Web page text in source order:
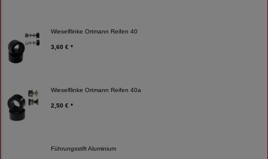
Wieselflinke Ortmann Reifen 40
3,60 € *
Wieselflinke Ortmann Reifen 40a
2,50 € *
Führungsstift Aluminium